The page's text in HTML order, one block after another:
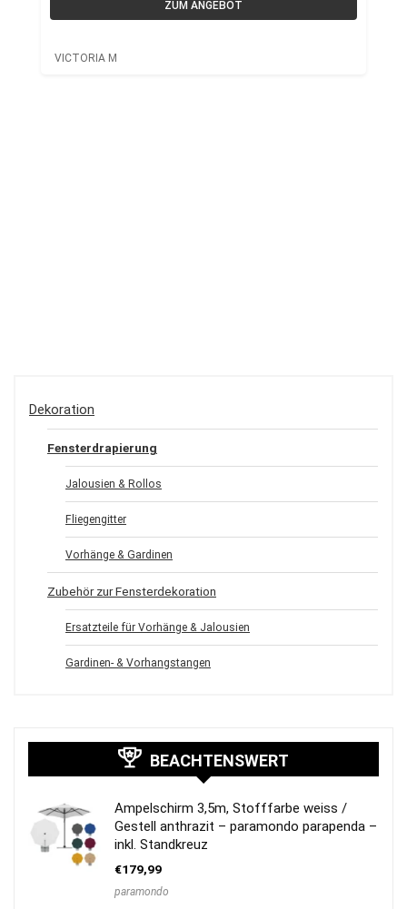
ZUM ANGEBOT
VICTORIA M
Dekoration
Fensterdrapierung
Jalousien & Rollos
Fliegengitter
Vorhänge & Gardinen
Zubehör zur Fensterdekoration
Ersatzteile für Vorhänge & Jalousien
Gardinen- & Vorhangstangen
BEACHTENSWERT
Ampelschirm 3,5m, Stofffarbe weiss /
Gestell anthrazit – paramondo parapenda –
inkl. Standkreuz
€179,99
paramondo